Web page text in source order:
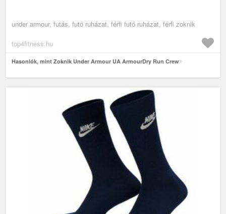
under armour, futás, futó ruházat, férfi futó ruházat, férfi zoknik
top4fitness.hu
Hasonlók, mint Zoknik Under Armour UA ArmourDry Run Crew